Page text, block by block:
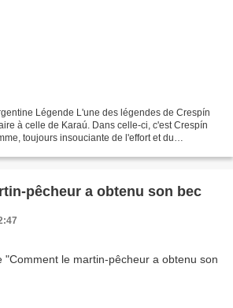
Légende L'une des légendes de Crespín
à celle de Karaú. Dans celle-ci, c'est Crespín
toujours insouciante de l'effort et du
pêcheur a obtenu son bec